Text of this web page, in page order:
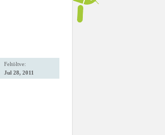
Feltöltve:
Jul 28, 2011